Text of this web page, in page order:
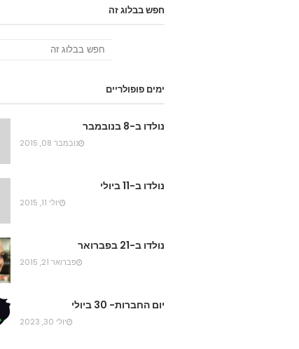
חפש בבלוג זה
ימים פופולריים
נולדו ב-8 בנובמבר
נובמבר 08, 2015
נולדו ב-11 ביולי
יולי 11, 2015
נולדו ב-21 בפברואר
פברואר 21, 2015
יום החברות- 30 ביולי
יולי 30, 2023